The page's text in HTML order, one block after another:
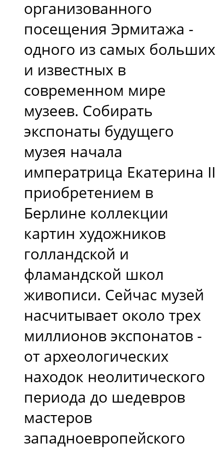
организованного
посещения Эрмитажа -
одного из самых больших
и известных в
современном мире
музеев. Собирать
экспонаты будущего
музея начала
императрица Екатерина II
приобретением в
Берлине коллекции
картин художников
голландской и
фламандской школ
живописи. Сейчас музей
насчитывает около трех
миллионов экспонатов -
от археологических
находок неолитического
периода до шедевров
мастеров
западноевропейского